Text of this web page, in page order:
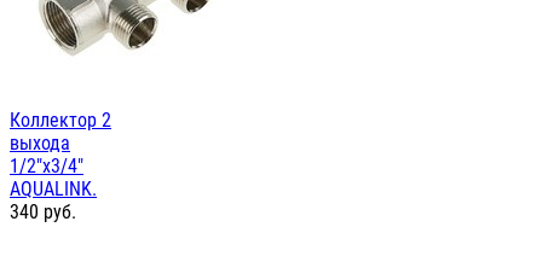
Коллектор 2
выхода
1/2"х3/4"
AQUALINK.
340 руб.